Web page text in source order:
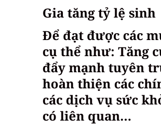
Gia tăng tỷ lệ sinh
Để đạt được các
cụ thể như: Tăng
đẩy mạnh tuyên
hoàn thiện các
các dịch vụ sức
có liên quan…